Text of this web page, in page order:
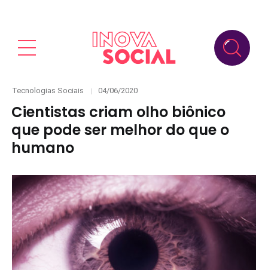
Categories
Tecnologias Sociais
Posted
04/06/2020
Cientistas criam olho biônico
que pode ser melhor do que o
humano